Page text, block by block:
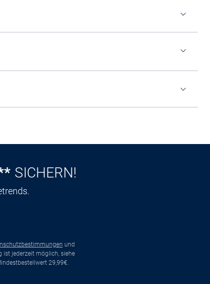
SICHERN!
und
ist jederzeit möglich, siehe
29,99€.